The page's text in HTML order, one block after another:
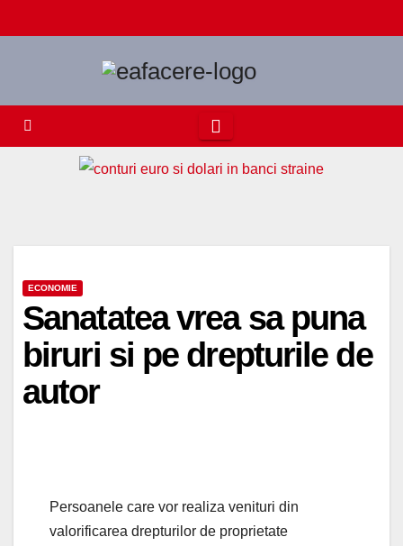
to
ECONOMIE
Sanatatea vrea sa puna
biruri si pe drepturile de
autor
Persoanele care vor realiza venituri din
valorificarea drepturilor de proprietate